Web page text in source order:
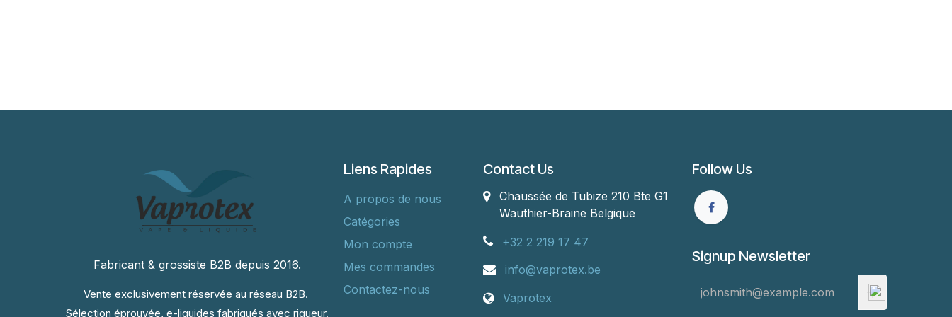
Fabricant & grossiste B2B depuis 2016.
Vente exclusivement réservée au réseau B2B.
Sélection éprouvée, e-liquides fabriqués avec rigueur.
Follow Us
Signup Newsletter
Contact Us
Chaussée de Tubize 210 Bte G1
Wauthier-Braine Belgique
+32 2 219 17 47
info@vaprotex.be
Vaprotex
Liens Rapides
A propos de nous
Catégories
Mon compte
Mes commandes
Contactez-nous